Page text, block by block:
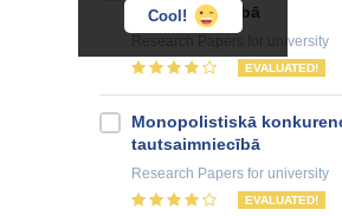
Cool!
tautsaimniecībā
for university
EVALUATED!
Monopolistiskā
tautsaimniecībā
Research Papers for university
EVALUATED!